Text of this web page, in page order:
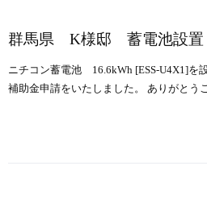
群馬県 K様邸 蓄電池設置
ニチコン蓄電池 16.6kWh [ESS-U4X1]を
補助金申請をいたしました。 ありがとう